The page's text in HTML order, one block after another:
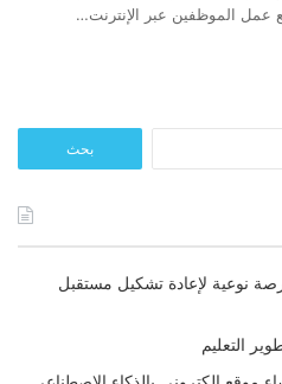
عمل الموظفين عبر الإنترنت…
عن:
نوعية لإعادة تشكيل مستقبل
التعليم